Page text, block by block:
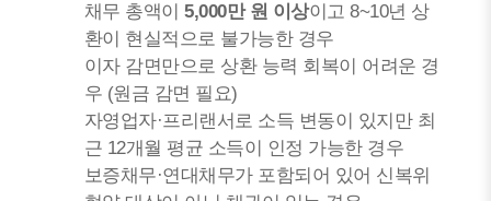
채무 총액이5,000만 원 이상이고 8~10년 상
환이 현실적으로 불가능한 경우
이자 감면만으로 상환 능력 회복이 어려운 경
우 (원금 감면 필요)
자영업자·프리랜서로 소득 변동이 있지만 최
근 12개월 평균 소득이 인정 가능한 경우
보증채무·연대채무가 포함되어 있어 신복위